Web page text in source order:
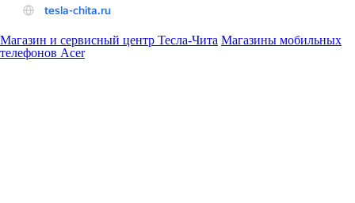
Магазин и сервисный центр Тесла-Чита Магазины мобильных
телефонов Acer